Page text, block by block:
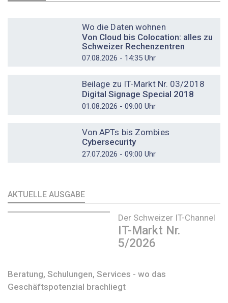
Wo die Daten wohnen
Von Cloud bis Colocation: alles zu
Schweizer Rechenzentren
07.08.2026 - 14:35 Uhr
Beilage zu IT-Markt Nr. 03/2018
Digital Signage Special 2018
01.08.2026 - 09:00 Uhr
Von APTs bis Zombies
Cybersecurity
27.07.2026 - 09:00 Uhr
AKTUELLE AUSGABE
Der Schweizer IT-Channel
IT-Markt Nr.
5/2026
Beratung, Schulungen, Services - wo das
Geschäftspotenzial brachliegt